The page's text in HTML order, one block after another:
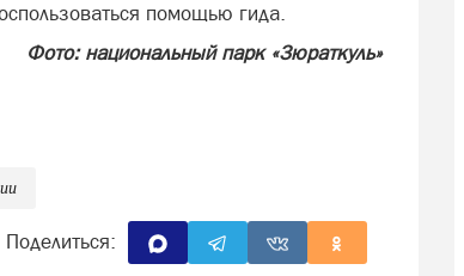
помощью гида.
Фото: национальный парк «Зюраткуль»
Поделиться: